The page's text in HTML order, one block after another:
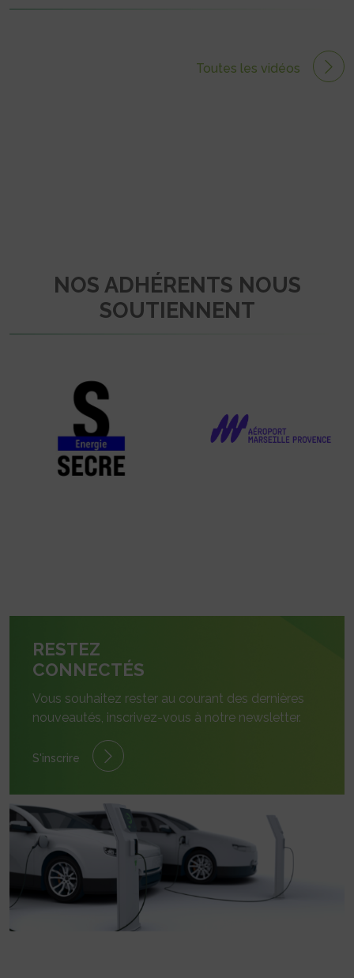
Toutes les vidéos
NOS ADHÉRENTS NOUS
SOUTIENNENT
RESTEZ
CONNECTÉS
Vous souhaitez rester au courant des dernières
nouveautés, inscrivez-vous à notre newsletter.
S'inscrire